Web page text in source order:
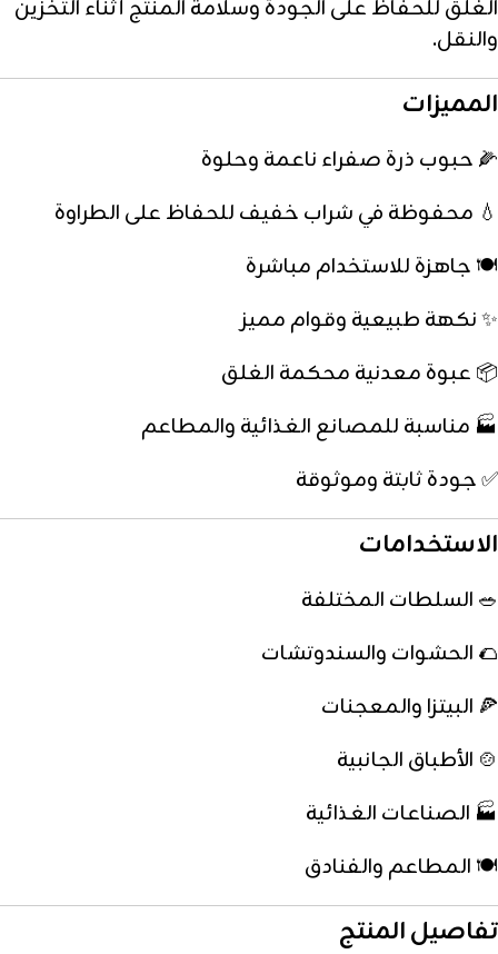
الغلق للحفاظ على الجودة وسلامة المنتج أثناء التخزين
والنقل.
المميزات
🌽 حبوب ذرة صفراء ناعمة وحلوة
💧 محفوظة في شراب خفيف للحفاظ على الطراوة
🍽️ جاهزة للاستخدام مباشرة
✨ نكهة طبيعية وقوام مميز
📦 عبوة معدنية محكمة الغلق
🏭 مناسبة للمصانع الغذائية والمطاعم
✅ جودة ثابتة وموثوقة
الاستخدامات
🥗 السلطات المختلفة
🌮 الحشوات والسندوتشات
🍕 البيتزا والمعجنات
🍲 الأطباق الجانبية
🏭 الصناعات الغذائية
🍽️ المطاعم والفنادق
تفاصيل المنتج